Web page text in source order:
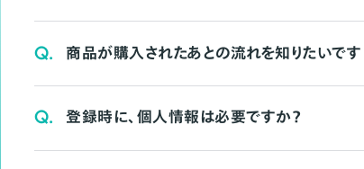
Q. 商品が購入されたあとの流れを知りたいです
Q. 登録時に、個人情報は必要ですか？